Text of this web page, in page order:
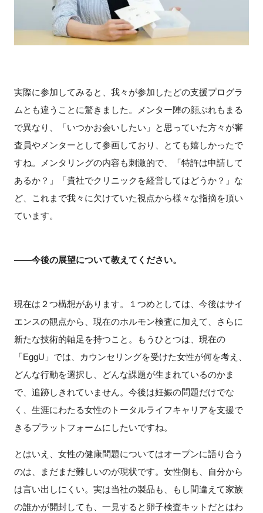
実際に参加してみると、我々が参加したどの支援プログラ
ムとも違うことに驚きました。メンター陣の顔ぶれもまる
で異なり、「いつかお会いしたい」と思っていた方々が審
査員やメンターとして参画しており、とても嬉しかったで
すね。メンタリングの内容も刺激的で、「特許は申請して
あるか？」「貴社でクリニックを経営してはどうか？」な
ど、これまで我々に欠けていた視点から様々な指摘を頂い
ています。
――今後の展望について教えてください。
現在は２つ構想があります。１つめとしては、今後はサイ
エンスの観点から、現在のホルモン検査に加えて、さらに
新たな技術的軸足を持つこと。もうひとつは、現在の
「EggU」では、カウンセリングを受けた女性が何を考え、
どんな行動を選択し、どんな課題が生まれているのかま
で、追跡しきれていません。今後は妊娠の問題だけでな
く、生涯にわたる女性のトータルライフキャリアを支援で
きるプラットフォームにしたいですね。
とはいえ、女性の健康問題についてはオープンに語り合う
のは、まだまだ難しいのが現状です。女性側も、自分から
は言い出しにくい。実は当社の製品も、もし間違えて家族
の誰かが開封しても、一見すると卵子検査キットだとはわ